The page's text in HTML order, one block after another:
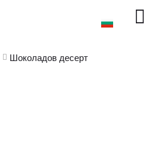
Шоколадов десерт